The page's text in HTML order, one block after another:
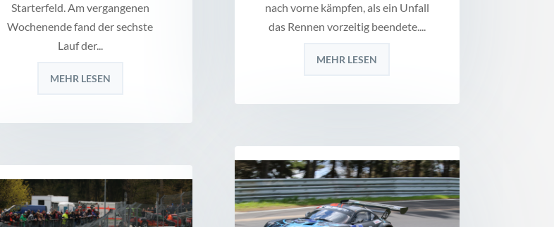
Starterfeld. Am vergangenen
Wochenende fand der sechste
Lauf der...
MEHR LESEN
nach vorne kämpfen, als ein Unfall
das Rennen vorzeitig beendete....
MEHR LESEN